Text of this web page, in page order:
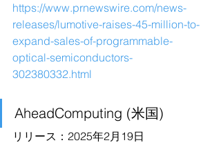
https://www.prnewswire.com/news-
releases/lumotive-raises-45-million-to-
expand-sales-of-programmable-
optical-semiconductors-
302380332.html
AheadComputing (米国)
リリース：2025年2月19日